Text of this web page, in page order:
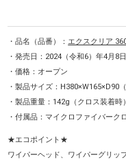
・品名（品番）：エクスクリア
・発売日：2024（令和6）年4月8日
・価格：オープン
・製品サイズ：H380×W165×D90
・製品重量：142g（クロス装着時）
・付属品：マイクロファイバーク
★エコポイント★
ワイパーヘッド、ワイパーグリッ